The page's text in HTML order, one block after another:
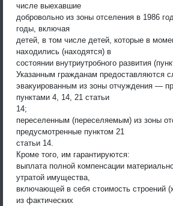
числе выехавшие
добровольно из зоны отселения в 1986
годы, включая
детей, в том числе детей, которые в
находились (находятся) в
состоянии внутриутробного развития
Указанным гражданам предоставляются
эвакуированным из зоны отчуждения —
пунктами 4, 14, 21 статьи
14;
переселенным (переселяемым) из зоны
предусмотренные пунктом 21
статьи 14.
Кроме того, им гарантируются:
выплата полной компенсации
утратой имущества,
включающей в себя стоимость строений
из фактических